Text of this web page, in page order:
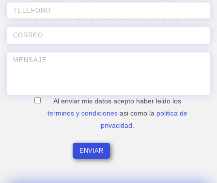
Al enviar mis datos acepto haber leido los
terminos y condicionesasi como la politica de
privacidad